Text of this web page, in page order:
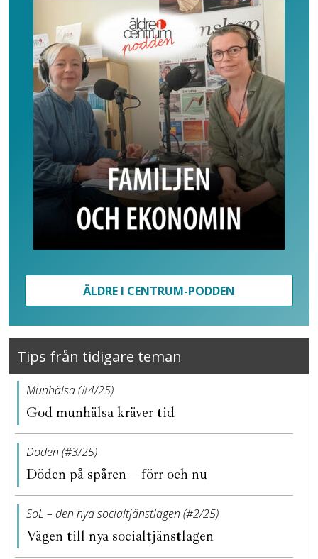
ÄLDRE I CENTRUM-PODDEN
Tips från tidigare teman
Munhälsa (#4/25)
God munhälsa kräver tid
Döden (#3/25)
Döden på spåren – förr och nu
SoL – den nya socialtjänstlagen (#2/25)
Vägen till nya socialtjänstlagen